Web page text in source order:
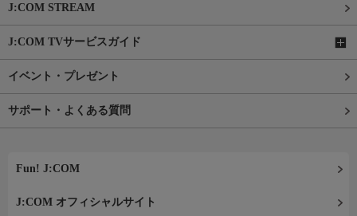
J:COM STREAM
J:COM TVサービスガイド
イベント・プレゼント
サポート・よくある質問
Fun! J:COM
J:COM オフィシャルサイト